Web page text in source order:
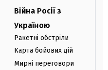
Війна Росії з
Україною
Ракетні обстріли
Карта бойових дій
Мирні переговори